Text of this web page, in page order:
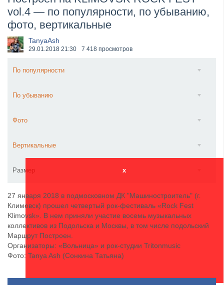
​Anthrax выпустили новый сингл и клип «Everybod...
vol.4 — по популярности, по убыванию,
фото, вертикальные
TanyaAsh
29.01.2018 21:30 7 418 просмотров
По популярности
По убыванию
Фото
Вертикальные
Размер x
27 января 2018 в подмосковном ДК "Машиностроитель" (г.
Климовск) прошел четвертый рок-фестиваль «Rock Fest
Klimovsk». В нем приняли участие восемь музыкальных
коллективов из Подольска и Москвы, в том числе подольский
Маршрут Построен.
Организаторы: «Вольница» и рок-студии Tritonmusic
Фото: Tanya Ash (Сонкина Татьяна)